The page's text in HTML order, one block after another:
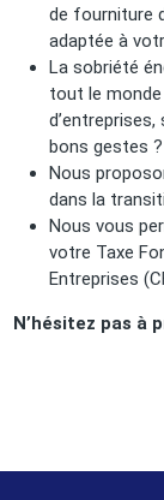
de fourniture
adaptée à
La sobriété
tout le
bons gestes
Nous
dans la
Nous vous
votre Taxe
Entreprises
N’hésitez pas à